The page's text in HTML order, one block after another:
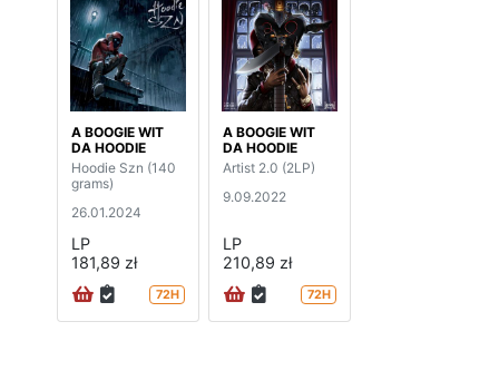
A BOOGIE WIT
DA HOODIE
Hoodie Szn (140
grams)
26.01.2024
LP
181,89 zł
72H
A BOOGIE WIT
DA HOODIE
Artist 2.0 (2LP)
9.09.2022
LP
210,89 zł
72H